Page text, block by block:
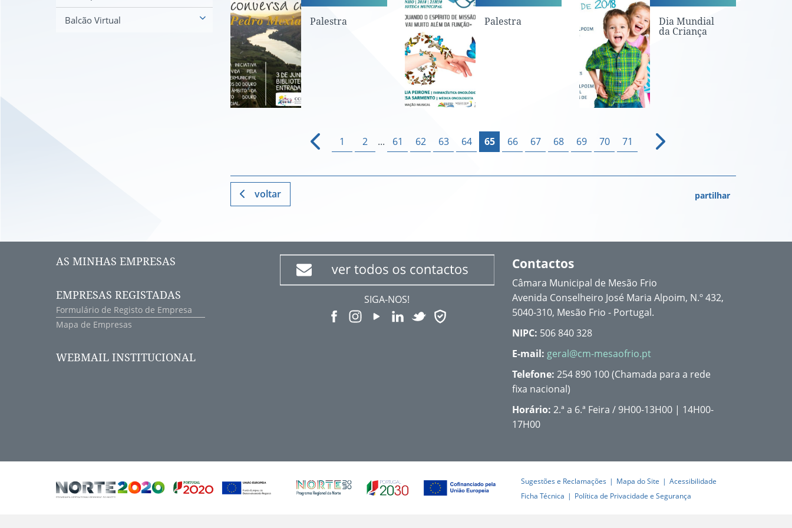
Balcão Virtual Palestra Palestra Dia Mundial
da Criança
1 2 ... 61 62 63 64 65 66 67 68 69 70 71
voltar partilhar
AS MINHAS EMPRESAS
EMPRESAS REGISTADAS
Formulário de Registo de Empresa
Mapa de Empresas
WEBMAIL INSTITUCIONAL
SIGA-NOS!
Contactos
Câmara Municipal de Mesão Frio
Avenida Conselheiro José Maria Alpoim, N.º 432,
5040-310, Mesão Frio - Portugal.
NIPC: 506 840 328
E-mail: geral@cm-mesaofrio.pt
Telefone: 254 890 100 (Chamada para a rede
fixa nacional)
Horário:2.ª a 6.ª Feira / 9H00-13H00 | 14H00-
17H00
Sugestões e Reclamações Mapa do Site
Acessibilidade
Ficha Técnica
Política de Privacidade e Segurança